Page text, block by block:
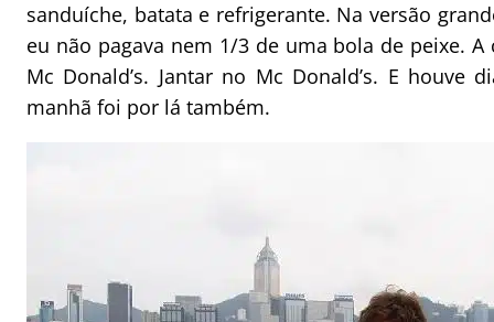
sanduíche, batata e refrigerante. Na versão
eu não pagava nem 1/3 de uma bola de peixe. A
Mc Donald’s. Jantar no Mc Donald’s. E houve
manhã foi por lá também.